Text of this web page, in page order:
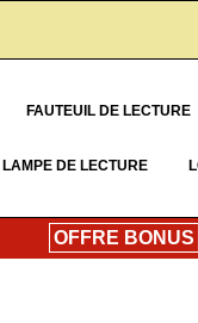
FAUTEUIL DE LECTURE
LAMPE DE LECTURE
OFFRE BONUS